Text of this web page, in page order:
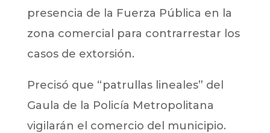
presencia de la Fuerza Pública en la
zona comercial para contrarrestar los
casos de extorsión.
Precisó que “patrullas lineales” del
Gaula de la Policía Metropolitana
vigilarán el comercio del municipio.